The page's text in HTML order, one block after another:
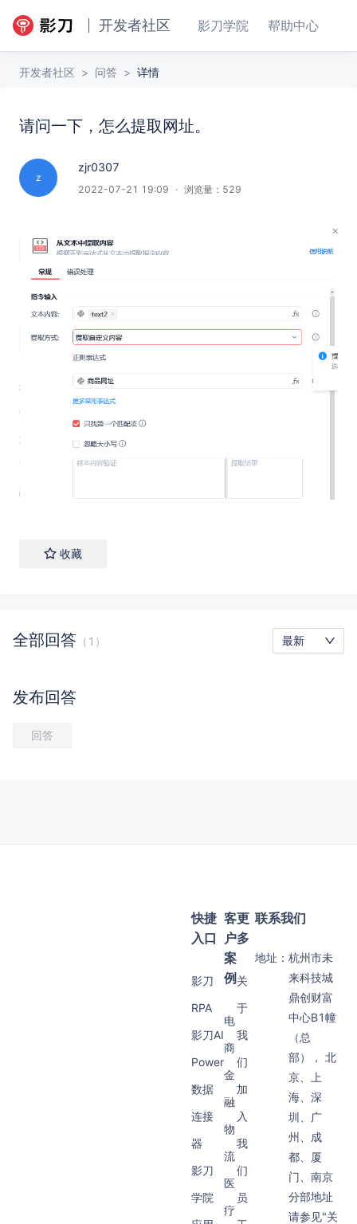
开发者社区 影刀学院 帮助中心
请问一下，怎么提取网址。
开发者社区 > 问答 > 详情
请问一下，怎么提取网址。
z
zjr0307
2022-07-21 19:09 · 浏览量： 529
收藏
全部回答 （ 1 ） 最新
发布回答
回答
快捷
入口
影刀
RPA
影刀AI
Power
数据
连接
器
影刀
学院
客
户
案
例
电
商
金
融
物
流
医
疗
更
多
关
于
我
们
加
入
我
们
员
联系我们
地址： 杭州市未
来科技城
鼎创财富
中心B1幢
（总
部）， 北
京、上
海、深
圳、广
州、成
都、厦
门、南京
分部地址
请参见"关